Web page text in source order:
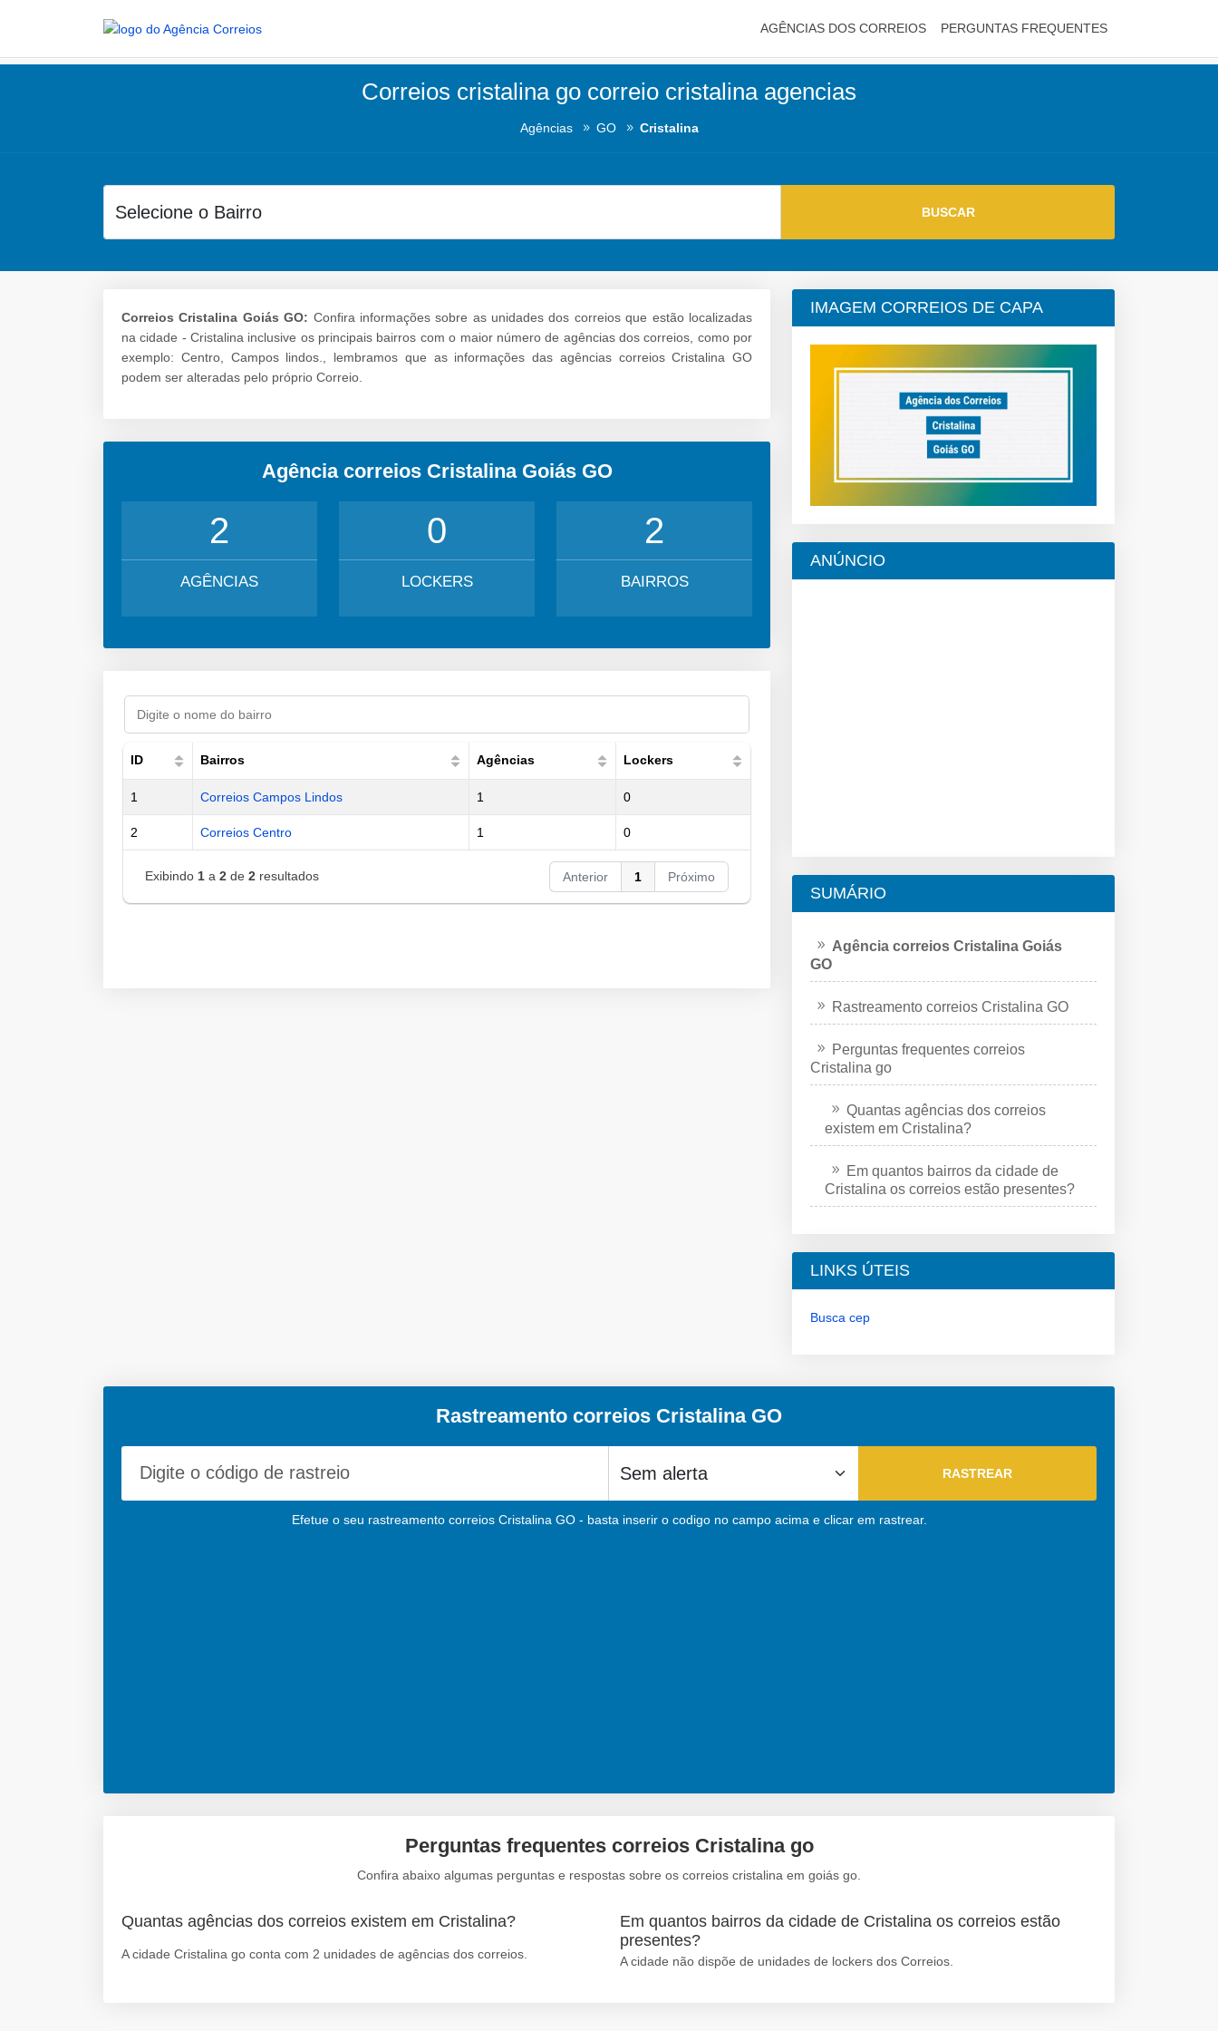
AGÊNCIAS DOS CORREIOS PERGUNTAS FREQUENTES
Correios cristalina go correio cristalina agencias
Agências GO Cristalina
Correios Cristalina Goiás GO: Confira informações sobre as unidades dos correios que estão localizadas
na cidade - Cristalina inclusive os principais bairros com o maior número de agências dos correios, como por
exemplo: Centro, Campos lindos., lembramos que as informações das agências correios Cristalina GO
podem ser alteradas pelo próprio Correio.
Agência correios Cristalina Goiás GO
2
AGÊNCIAS
0
LOCKERS
2
BAIRROS
ID Bairros Agências Lockers
1 Correios Campos Lindos 1 0
2 Correios Centro 1 0
Exibindo 1 a 2 de 2 resultados Anterior 1 Próximo
IMAGEM CORREIOS DE CAPA
ANÚNCIO
SUMÁRIO
Agência correios Cristalina Goiás
GO
Rastreamento correios Cristalina GO
Perguntas frequentes correios
Cristalina go
Quantas agências dos correios
existem em Cristalina?
Em quantos bairros da cidade de
Cristalina os correios estão presentes?
LINKS ÚTEIS
Busca cep
Rastreamento correios Cristalina GO
Efetue o seu rastreamento correios Cristalina GO - basta inserir o codigo no campo acima e clicar em rastrear.
Perguntas frequentes correios Cristalina go
Confira abaixo algumas perguntas e respostas sobre os correios cristalina em goiás go.
Quantas agências dos correios existem em Cristalina?
A cidade Cristalina go conta com 2 unidades de agências dos correios.
Em quantos bairros da cidade de Cristalina os correios estão
presentes?
A cidade não dispõe de unidades de lockers dos Correios.